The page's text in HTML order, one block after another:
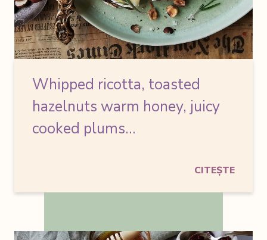
Whipped ricotta, toasted
hazelnuts warm honey, juicy
cooked plums…
CITEȘTE